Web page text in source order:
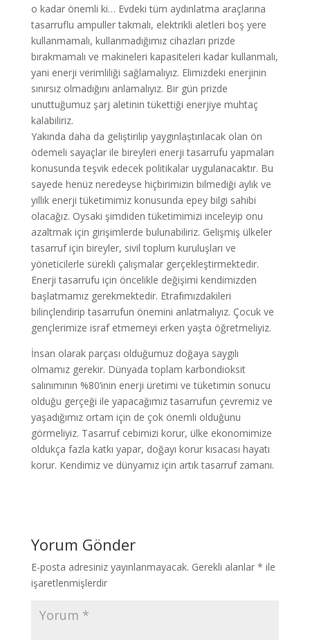
o kadar önemli ki… Evdeki tüm aydınlatma araçlarına
tasarruflu ampuller takmalı, elektrikli aletleri boş yere
kullanmamalı, kullanmadığımız cihazları prizde
bırakmamalı ve makineleri kapasiteleri kadar kullanmalı,
yani enerji verimliliği sağlamalıyız. Elimizdeki enerjinin
sınırsız olmadığını anlamalıyız. Bir gün prizde
unuttuğumuz şarj aletinin tükettiği enerjiye muhtaç
kalabiliriz.
Yakında daha da geliştirilip yaygınlaştırılacak olan ön
ödemeli sayaçlar ile bireyleri enerji tasarrufu yapmaları
konusunda teşvik edecek politikalar uygulanacaktır. Bu
sayede henüz neredeyse hiçbirimizin bilmediği aylık ve
yıllık enerji tüketimimiz konusunda epey bilgi sahibi
olacağız. Oysaki şimdiden tüketimimizi inceleyip onu
azaltmak için girişimlerde bulunabiliriz. Gelişmiş ülkeler
tasarruf için bireyler, sivil toplum kuruluşları ve
yöneticilerle sürekli çalışmalar gerçekleştirmektedir.
Enerji tasarrufu için öncelikle değişimi kendimizden
başlatmamız gerekmektedir. Etrafımızdakileri
bilinçlendirip tasarrufun önemini anlatmalıyız. Çocuk ve
gençlerimize israf etmemeyi erken yaşta öğretmeliyiz.
İnsan olarak parçası olduğumuz doğaya saygılı
olmamız gerekir. Dünyada toplam karbondioksit
salınımının %80’inin enerji üretimi ve tüketimin sonucu
olduğu gerçeği ile yapacağımız tasarrufun çevremiz ve
yaşadığımız ortam için de çok önemli olduğunu
görmeliyiz. Tasarruf cebimizi korur, ülke ekonomimize
oldukça fazla katkı yapar, doğayı korur kısacası hayatı
korur. Kendimiz ve dünyamız için artık tasarruf zamanı.
Yorum Gönder
E-posta adresiniz yayınlanmayacak. Gerekli alanlar * ile
işaretlenmişlerdir